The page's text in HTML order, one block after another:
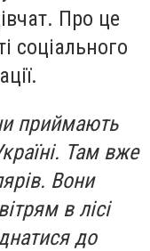
Про це
соціального
приймають
Там вже
Вони
в лісі
до